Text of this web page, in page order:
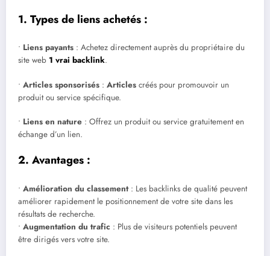
1. Types de liens achetés :
• Liens payants : Achetez directement auprès du propriétaire du
site web 1 vrai backlink.
• Articles sponsorisés : Articles créés pour promouvoir un
produit ou service spécifique.
• Liens en nature : Offrez un produit ou service gratuitement en
échange d’un lien.
2. Avantages :
• Amélioration du classement: Les backlinks de qualité peuvent
améliorer rapidement le positionnement de votre site dans les
résultats de recherche.
• Augmentation du trafic : Plus de visiteurs potentiels peuvent
être dirigés vers votre site.